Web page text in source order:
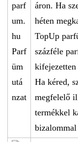
áron. Ha
héten
TopUp
százféle
Ha kéred,
megfelelő
termékkel